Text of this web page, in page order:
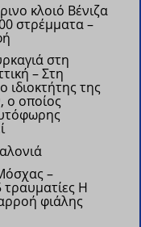
κλοιό Βένιζα
στρέμματα –
στη
– Στη
ιδιοκτήτης της
ο οποίος
–
τραυματίες Η
φιάλης